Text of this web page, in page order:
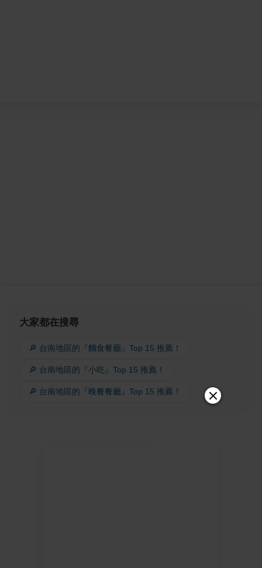
大家都在搜尋
🔎 台南地區的『麵食餐廳』Top 15 推薦！
🔎 台南地區的『小吃』Top 15 推薦！
🔎 台南地區的『晚餐餐廳』Top 15 推薦！